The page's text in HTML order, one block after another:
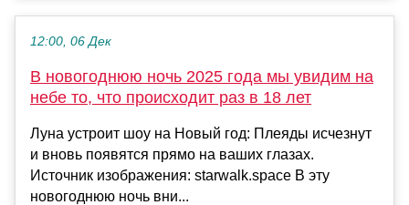
12:00, 06 Дек
В новогоднюю ночь 2025 года мы увидим на
небе то, что происходит раз в 18 лет
Луна устроит шоу на Новый год: Плеяды исчезнут
и вновь появятся прямо на ваших глазах.
Источник изображения: starwalk.space В эту
новогоднюю ночь вни...